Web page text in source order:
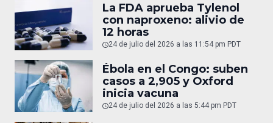
La FDA aprueba Tylenol
con naproxeno: alivio de
12 horas
24 de julio del 2026 a las 11:54 pm PDT
Ébola en el Congo: suben
casos a 2,905 y Oxford
inicia vacuna
24 de julio del 2026 a las 5:44 pm PDT